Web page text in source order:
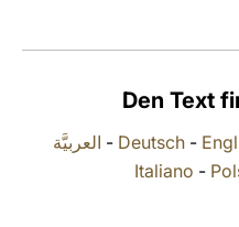
Den Text
العربيَّة - Deutsch-
Italiano -